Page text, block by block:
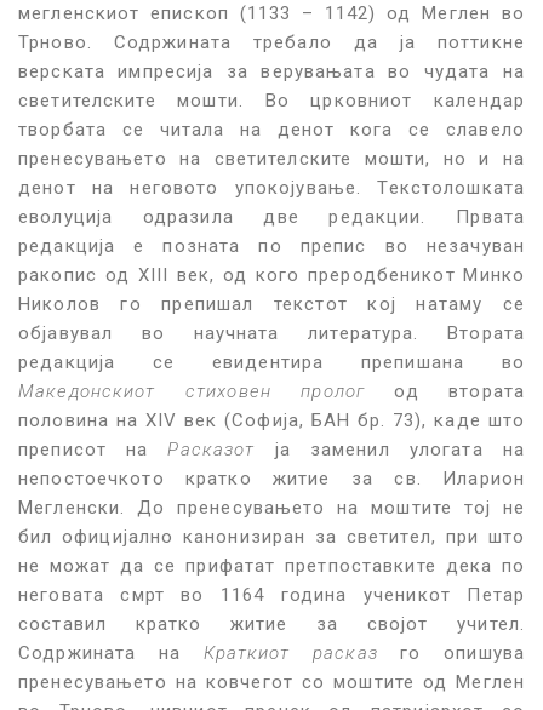
мегленскиот епископ (1133 – 1142) од Меглен во
Трново. Содржината требало да ја поттикне
верската импресија за верувањата во чудата на
светителските мошти. Во црковниот календар
творбата се читала на денот кога се славело
пренесувањето на светителските мошти, но и на
денот на неговото упокојување. Текстолошката
еволуција одразила две редакции. Првата
редакција е позната по препис во незачуван
ракопис од XIII век, од кого преродбеникот Минко
Николов го препишал текстот кој натаму се
објавувал во научната литература. Втората
редакција се евидентира препишана во
Македонскиот стиховен пролог од втората
половина на XIV век (Софија, БАН бр. 73), каде што
преписот наРасказот ја заменил улогата на
непостоечкото кратко житие за св. Иларион
Мегленски. До пренесувањето на моштите тој не
бил официјално канонизиран за светител, при што
не можат да се прифатат претпоставките дека по
неговата смрт во 1164 година ученикот Петар
составил кратко житие за својот учител.
Содржината на Краткиот расказ го опишува
пренесувањето на ковчегот со моштите од Меглен